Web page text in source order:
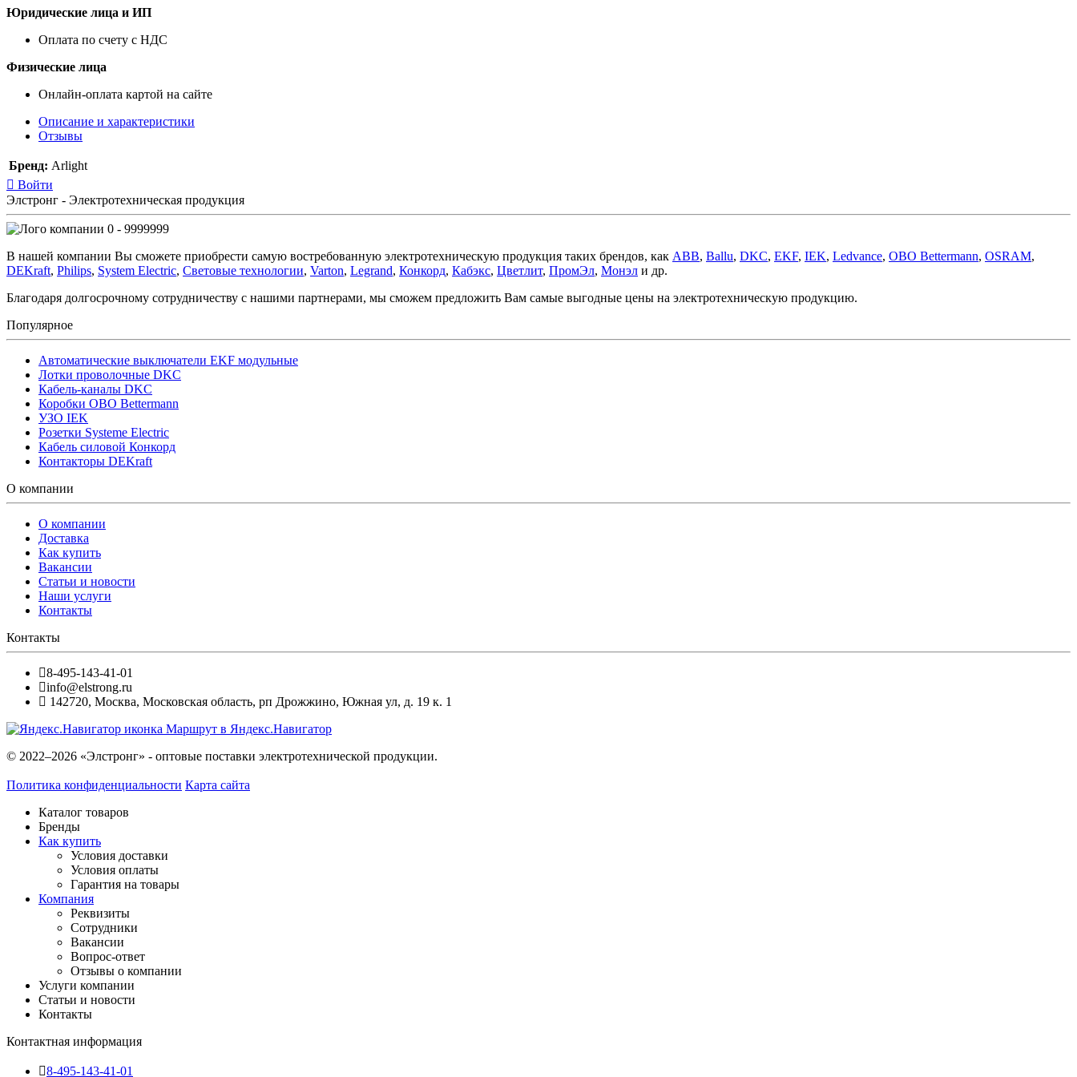
Юридические лица и ИП
Оплата по счету с НДС
Физические лица
Онлайн-оплата картой на сайте
Описание и характеристики
Отзывы
Бренд: Arlight
Войти
Элстронг - Электротехническая продукция
0 - 9999999
В нашей компании Вы сможете приобрести самую востребованную электротехническую продукция таких брендов, как ABB, Ballu, DKC, EKF, IEK, Ledvance, OBO Bettermann, OSRAM,
DEKraft, Philips, System Electric, Световые технологии, Varton, Legrand, Конкорд, Кабэкс, Цветлит, ПромЭл, Монэл и др.
Благодаря долгосрочному сотрудничеству с нашими партнерами, мы сможем предложить Вам самые выгодные цены на электротехническую продукцию.
Популярное
Автоматические выключатели EKF модульные
Лотки проволочные DKC
Кабель-каналы DKC
Коробки OBO Bettermann
УЗО IEK
Розетки Systeme Electric
Кабель силовой Конкорд
Контакторы DEKraft
О компании
О компании
Доставка
Как купить
Вакансии
Статьи и новости
Наши услуги
Контакты
Контакты
8-495-143-41-01
info@elstrong.ru
142720, Москва, Московская область, рп Дрожжино, Южная ул, д. 19 к. 1
Маршрут в Яндекс.Навигатор
© 2022–2026 «Элстронг» - оптовые поставки электротехнической продукции.
Политика конфиденциальности Карта сайта
Каталог товаров
Бренды
Как купить
Условия доставки
Условия оплаты
Гарантия на товары
Компания
Реквизиты
Сотрудники
Вакансии
Вопрос-ответ
Отзывы о компании
Услуги компании
Статьи и новости
Контакты
Контактная информация
8-495-143-41-01